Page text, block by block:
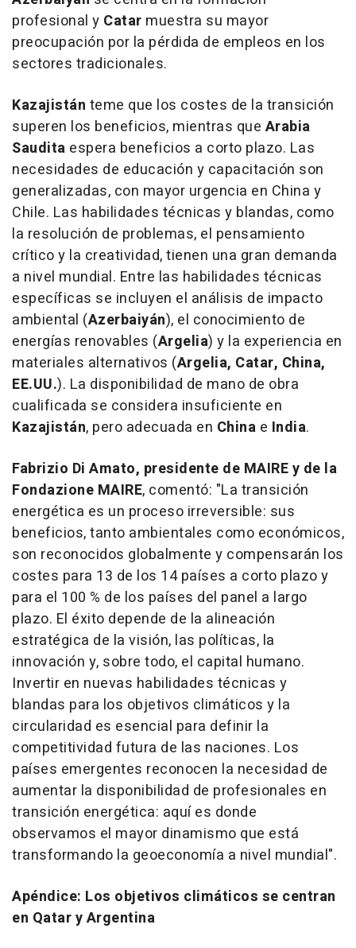
profesional y Catar muestra su mayor
preocupación por la pérdida de empleos en los
sectores tradicionales.
Kazajistán teme que los costes de la transición
superen los beneficios, mientras que Arabia
Saudita espera beneficios a corto plazo. Las
necesidades de educación y capacitación son
generalizadas, con mayor urgencia en China y
Chile. Las habilidades técnicas y blandas, como
la resolución de problemas, el pensamiento
crítico y la creatividad, tienen una gran demanda
a nivel mundial. Entre las habilidades técnicas
específicas se incluyen el análisis de impacto
ambiental (Azerbaiyán), el conocimiento de
energías renovables (Argelia) y la experiencia en
materiales alternativos (Argelia, Catar, China,
EE.UU.). La disponibilidad de mano de obra
cualificada se considera insuficiente en
Kazajistán, pero adecuada en China e India.
Fabrizio Di Amato, presidente de MAIRE y de la
Fondazione MAIRE, comentó: "La transición
energética es un proceso irreversible: sus
beneficios, tanto ambientales como económicos,
son reconocidos globalmente y compensarán los
costes para 13 de los 14 países a corto plazo y
para el 100 % de los países del panel a largo
plazo. El éxito depende de la alineación
estratégica de la visión, las políticas, la
innovación y, sobre todo, el capital humano.
Invertir en nuevas habilidades técnicas y
blandas para los objetivos climáticos y la
circularidad es esencial para definir la
competitividad futura de las naciones. Los
países emergentes reconocen la necesidad de
aumentar la disponibilidad de profesionales en
transición energética: aquí es donde
observamos el mayor dinamismo que está
transformando la geoeconomía a nivel mundial".
Apéndice: Los objetivos climáticos se centran
en Qatar y Argentina